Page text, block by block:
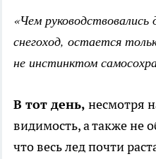
«Чем руководствовались
снегоход, остается
не инстинктом
В тот день, несмотря
видимость, а также не
что весь лед почти